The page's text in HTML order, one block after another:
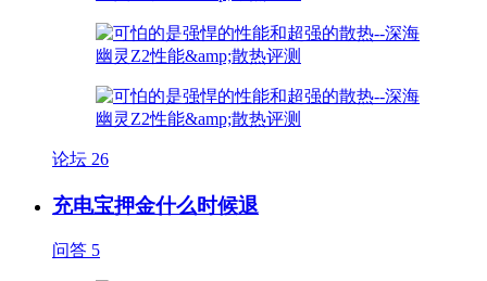
论坛 26
充电宝押金什么时候退
问答 5